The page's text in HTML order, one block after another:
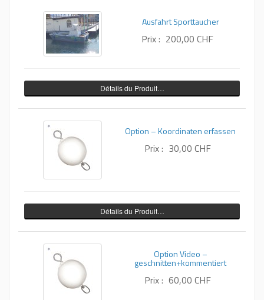
Ausfahrt Sporttaucher
Prix : 200,00 CHF
Détails du Produit…
Option – Koordinaten erfassen
Prix : 30,00 CHF
Détails du Produit…
Option Video –
geschnitten+kommentiert
Prix : 60,00 CHF